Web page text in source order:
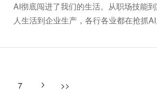
AI彻底闯进了我们的生活。从职场技能
人生活到企业生产，各行各业都在抢抓
7 >>